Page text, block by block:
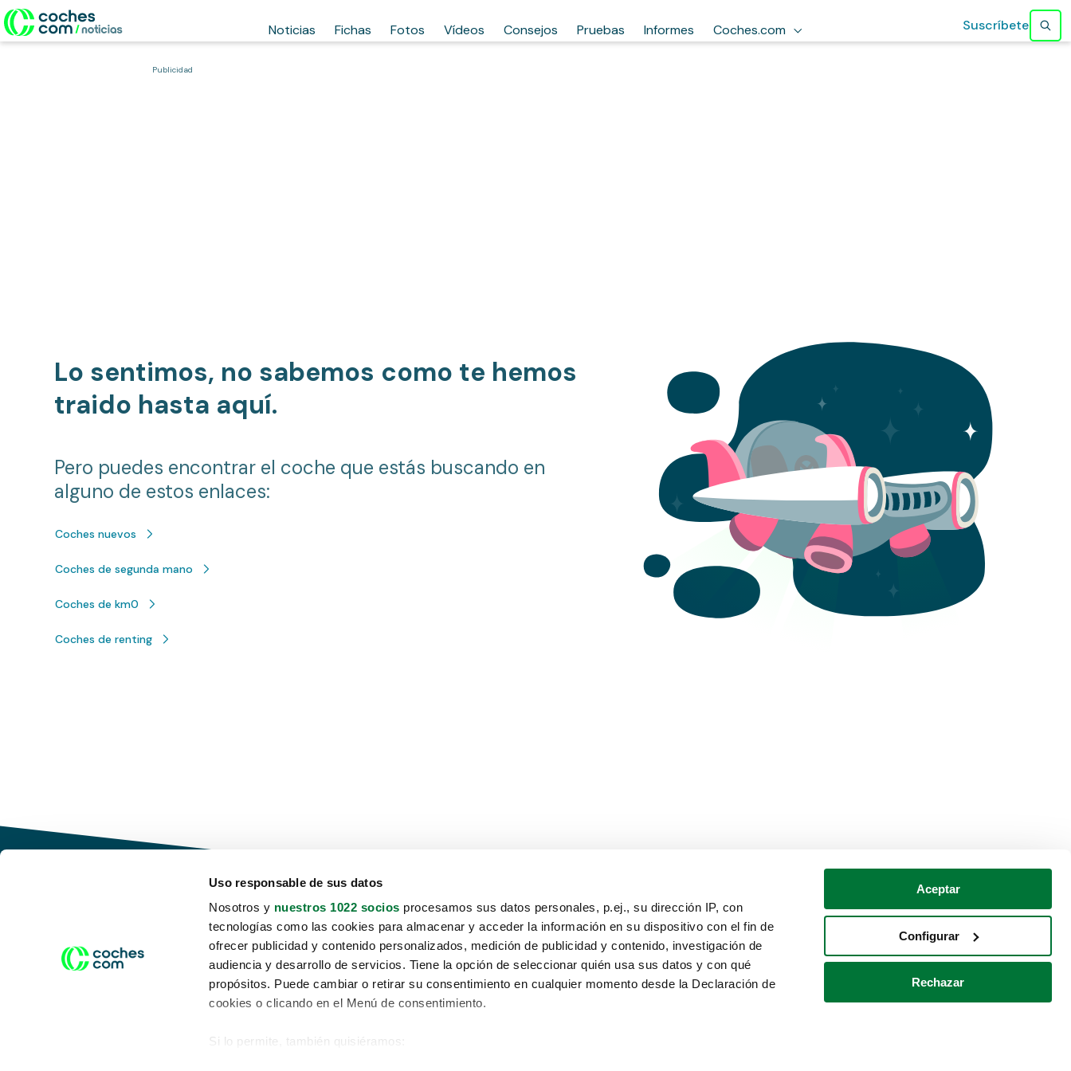
Uso responsable de sus datos
Nosotros y nuestros 1022 socios procesamos sus datos personales, p.ej., su dirección IP, con
tecnologías como las cookies para almacenar y acceder la información en su dispositivo con el fin de
ofrecer publicidad y contenido personalizados, medición de publicidad y contenido, investigación de
audiencia y desarrollo de servicios. Tiene la opción de seleccionar quién usa sus datos y con qué
propósitos. Puede cambiar o retirar su consentimiento en cualquier momento desde la Declaración de
cookies o clicando en el Menú de consentimiento.
Si lo permite, también quisiéramos:
Aceptar
Configurar
Rechazar
Noticias Fichas Fotos Vídeos Consejos Pruebas Informes Coches.com Suscríbete
Publicidad
Lo sentimos, no sabemos como te hemos
traido hasta aquí.
Pero puedes encontrar el coche que estás buscando en
alguno de estos enlaces:
Coches nuevos
Coches de segunda mano
Coches de km0
Coches de renting
Conduce tu futuro,
desata tu movilidad